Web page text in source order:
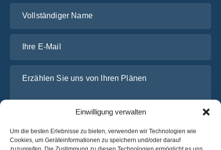
Einwilligung verwalten
Um die besten Erlebnisse zu bieten, verwenden wir Technologien wie
Cookies, um Geräteinformationen zu speichern und/oder darauf